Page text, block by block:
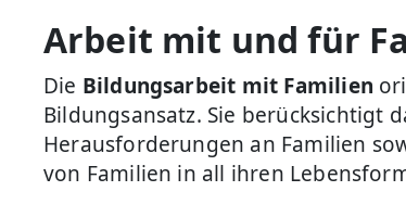
Arbeit mit und für
Die Bildungsarbeit mit Familien
Bildungsansatz. Sie berücksichtigt
Herausforderungen an Familien
von Familien in all ihren